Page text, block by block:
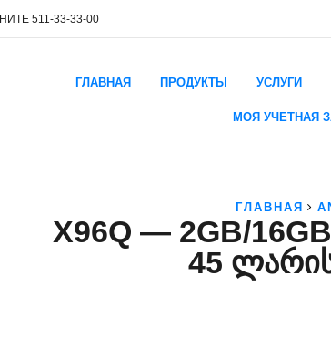
511-33-33-00
ГЛАВНАЯ ПРОДУКТЫ УСЛУГИ
МОЯ УЧЕТНАЯ
ГЛАВНАЯ
X96Q — 2GB/
45